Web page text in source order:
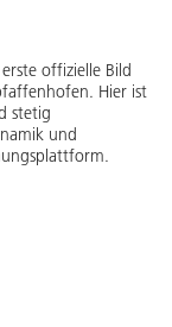
offizielle Bild
Hier ist
stetig
und